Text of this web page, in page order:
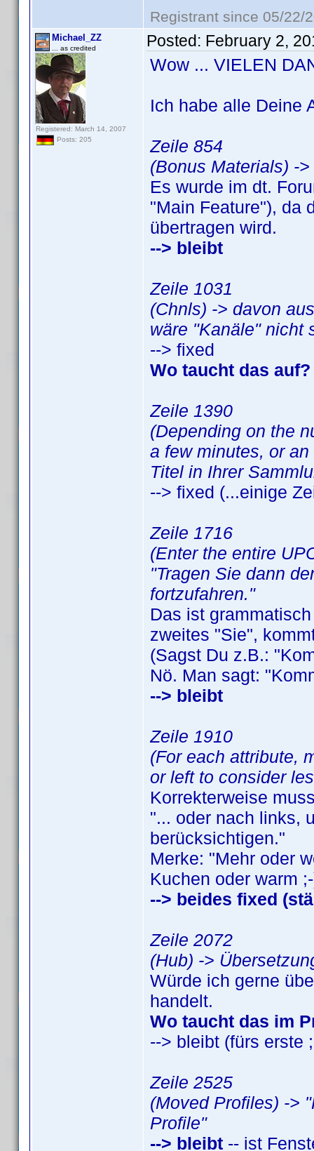
Registrant since 05/22/
Michael_ZZ
... as credited
Registered: March 14, 2007
Posts: 205
Posted: February 2,
Wow ... VIELEN
Ich habe alle Deine
Zeile 854
(Bonus Materials) -
Es wurde im dt.
"Main Feature"), da
übertragen wird.
--> bleibt
Zeile 1031
(Chnls) -> davon
wäre "Kanäle" nicht
--> fixed
Wo taucht das
Zeile 1390
(Depending on the
a few minutes, or
Titel in Ihrer
--> fixed (...einige
Zeile 1716
(Enter the entire
"Tragen Sie dann
fortzufahren."
Das ist
zweites "Sie",
(Sagst Du z.B.:
Nö. Man sagt:
--> bleibt
Zeile 1910
(For each attribute,
or left to consider
Korrekterweise
"... oder nach links,
berücksichtigen."
Merke: "Mehr oder
Kuchen oder warm
--> beides fixed
Zeile 2072
(Hub) ->
Würde ich gerne
handelt.
Wo taucht das im
--> bleibt (fürs erste
Zeile 2525
(Moved Profiles) ->
Profile"
--> bleibt -- ist